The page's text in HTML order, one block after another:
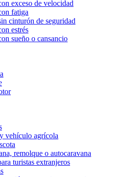
exceso de velocidad
fatiga
cinturón de seguridad
estrés
sueño o cansancio
vehículo agrícola
remolque o autocaravana
turistas extranjeros